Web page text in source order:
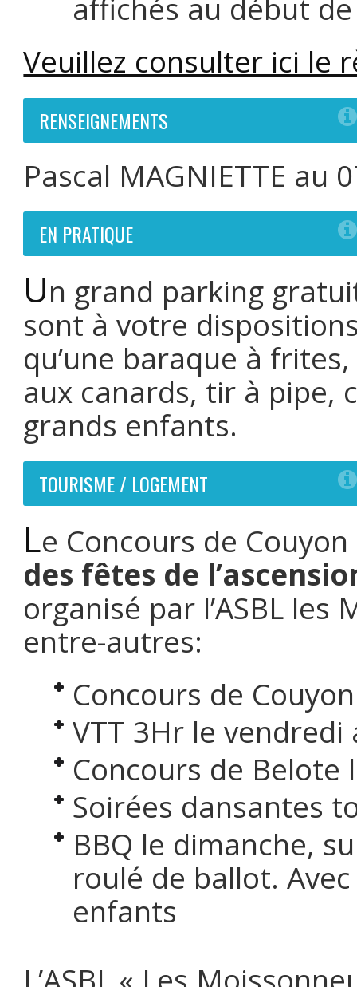
affichés au début
Veuillez consulter ici le
RENSEIGNEMENTS
Pascal MAGNIETTE au
EN PRATIQUE
Un grand parking
sont à votre
qu’une baraque à
aux canards, tir à pipe,
grands enfants.
TOURISME / LOGEMENT
Le Concours de
des fêtes de
organisé par l’ASBL
entre-autres:
Concours de
VTT 3Hr le vendredi
Concours de Belote
Soirées dansantes
BBQ le dimanche,
roulé de ballot.
enfants